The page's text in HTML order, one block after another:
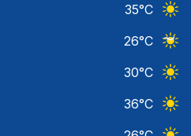
35°C
26°C
30°C
36°C